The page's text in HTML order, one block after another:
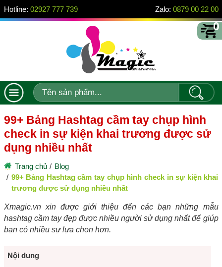
99+ Bảng Hashtag cầm tay chụp hình
check in sự kiện khai trương được sử
dụng nhiều nhất
Trang chủ
Blog
99+ Bảng Hashtag cầm tay chụp hình check in sự kiện khai
trương được sử dụng nhiều nhất
Xmagic.vn xin được giới thiệu đến các bạn những mẫu
hashtag cầm tay đẹp được nhiều người sử dụng nhất để giúp
bạn có nhiều sự lựa chọn hơn.
Nội dung
Hotline: 02927 777 739 Zalo: 0879 00 22 00
0